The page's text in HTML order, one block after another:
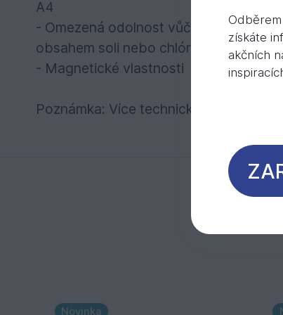
A4
- Omezená odolnost vůči korozi:
obsahem soli nebo chlóru
- Magnetické vlastnosti
Poznámka: Více technických
Novinka
získáte
akčních